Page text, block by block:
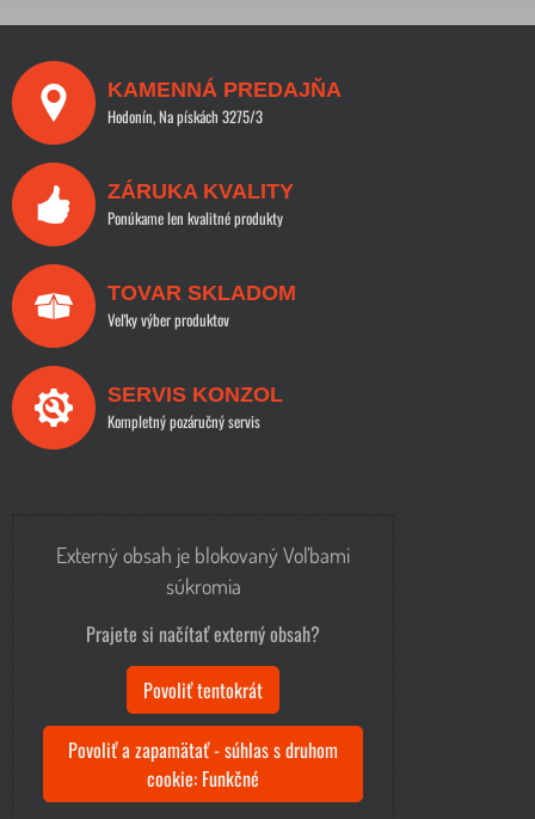
KAMENNÁ PREDAJŇA
Hodonín, Na pískách 3275/3
ZÁRUKA KVALITY
Ponúkame len kvalitné produkty
TOVAR SKLADOM
Veľky výber produktov
SERVIS KONZOL
Kompletný pozáručný servis
Externý obsah je blokovaný Voľbami
súkromia
Prajete si načítať externý obsah?
Povoliť tentokrát
Povoliť a zapamätať - súhlas s druhom
cookie: Funkčné